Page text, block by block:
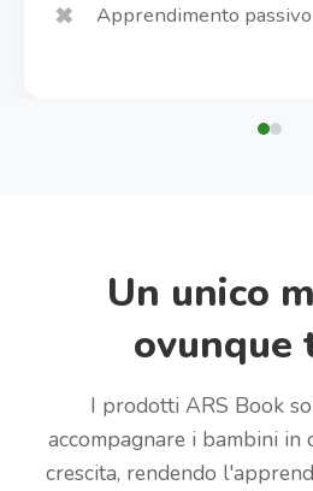
Apprendimento
Un unico
ovunque
I prodotti ARS Book
accompagnare i bambini
crescita, rendendo